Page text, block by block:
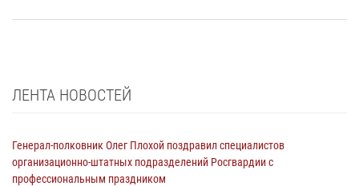
ЛЕНТА НОВОСТЕЙ
Генерал-полковник Олег Плохой поздравил специалистов
организационно-штатных подразделений Росгвардии с
профессиональным праздником